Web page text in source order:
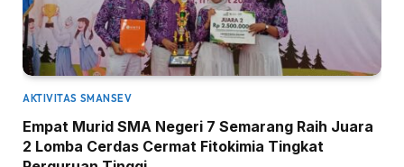
AKTIVITAS SMANSEV
Empat Murid SMA Negeri 7 Semarang Raih Juara
2 Lomba Cerdas Cermat Fitokimia Tingkat